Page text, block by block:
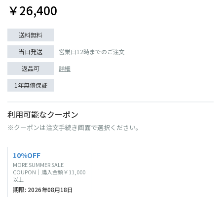
￥26,400
送料無料
当日発送
営業日12時までのご注文
返品可
詳細
1年無償保証
利用可能なクーポン
※クーポンは注文手続き画面で選択ください。
10%OFF
MORE SUMMER SALE
COUPON｜購入金額￥11,000
以上
期限: 2026年08月18日